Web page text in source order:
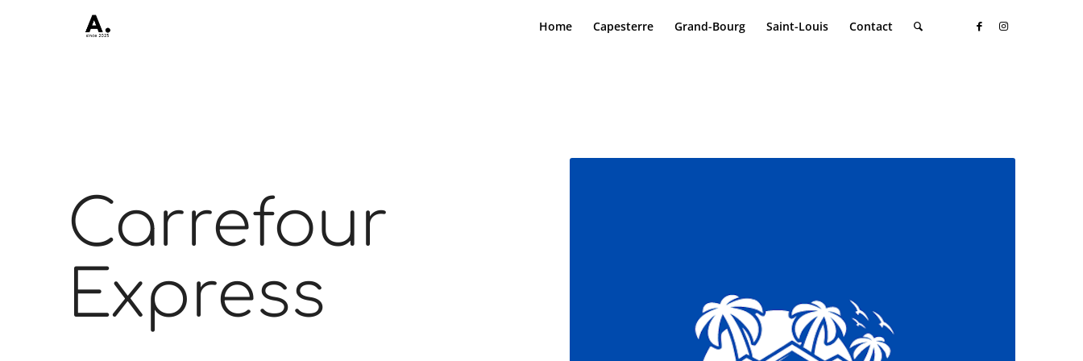
Home Capesterre Grand-Bourg Saint-Louis Contact
Carrefour
Express